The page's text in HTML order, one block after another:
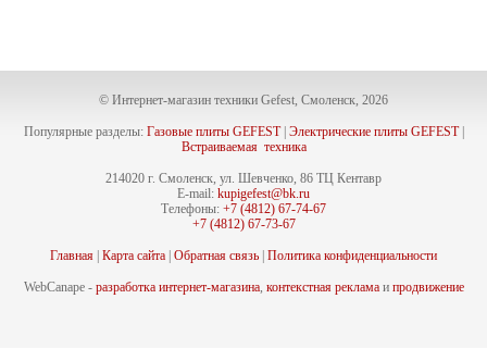
© Интернет-магазин техники Gefest, Смоленск, 2026
Популярные разделы: Газовые плиты GEFEST| Электрические плиты GEFEST|
Встраиваемая техника
214020 г. Смоленск, ул. Шевченко, 86 ТЦ Кентавр
E-mail: kupigefest@bk.ru
Телефоны: +7 (4812) 67-74-67
+7 (4812) 67-73-67
Главная Карта сайта Обратная связь Политика конфиденциальности
WebCanape - разработка интернет-магазина, контекстная рекламаи продвижение